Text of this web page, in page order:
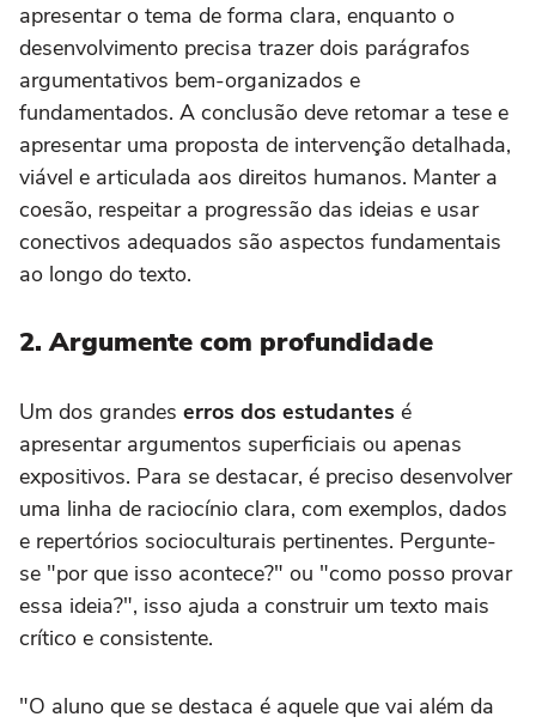
apresentar o tema de forma clara, enquanto o
desenvolvimento precisa trazer dois parágrafos
argumentativos bem-organizados e
fundamentados. A conclusão deve retomar a tese e
apresentar uma proposta de intervenção detalhada,
viável e articulada aos direitos humanos. Manter a
coesão, respeitar a progressão das ideias e usar
conectivos adequados são aspectos fundamentais
ao longo do texto.
2. Argumente com profundidade
Um dos grandes erros dos estudantes é
apresentar argumentos superficiais ou apenas
expositivos. Para se destacar, é preciso desenvolver
uma linha de raciocínio clara, com exemplos, dados
e repertórios socioculturais pertinentes. Pergunte-
se "por que isso acontece?" ou "como posso provar
essa ideia?", isso ajuda a construir um texto mais
crítico e consistente.
"O aluno que se destaca é aquele que vai além da